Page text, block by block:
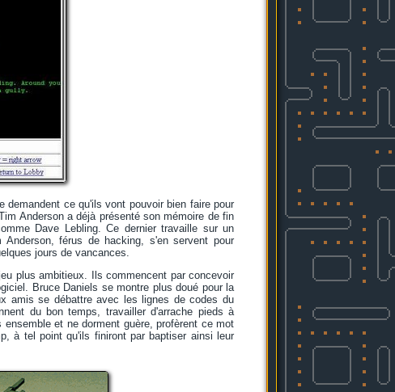
ce qu'ils vont pouvoir bien faire pour
Anderson a déjà présenté son mémoire de fin
Dave Lebling. Ce dernier travaille sur un
férus de hacking, s'en servent pour
jours de vancances.
plus ambitieux. Ils commencent par concevoir
Bruce Daniels se montre plus doué pour la
amis se débattre avec les lignes de codes du
du bon temps, travailler d'arrache pieds à
et ne dorment guère, profèrent ce mot
à tel point qu'ils finiront par baptiser ainsi leur